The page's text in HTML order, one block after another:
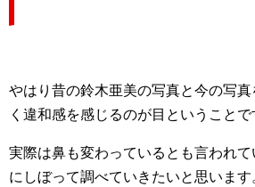
やはり昔の鈴木亜美の写真と今の写
く違和感を感じるのが目ということで
実際は鼻も変わっているとも言われて
にしぼって調べていきたいと思います